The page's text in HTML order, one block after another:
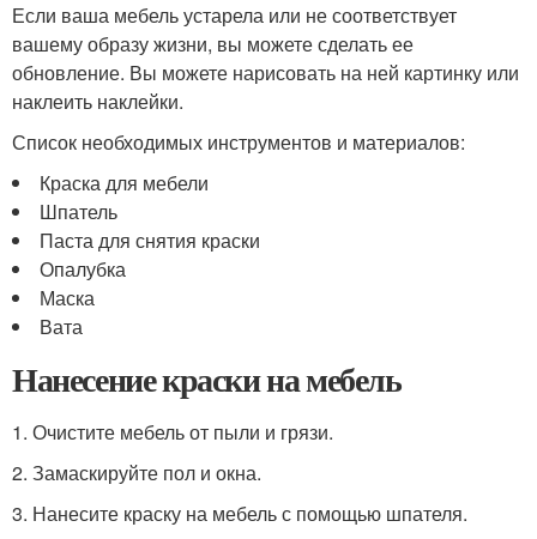
Если ваша мебель устарела или не соответствует
вашему образу жизни, вы можете сделать ее
обновление. Вы можете нарисовать на ней картинку или
наклеить наклейки.
Список необходимых инструментов и материалов:
Краска для мебели
Шпатель
Паста для снятия краски
Опалубка
Маска
Вата
Нанесение краски на мебель
1. Очистите мебель от пыли и грязи.
2. Замаскируйте пол и окна.
3. Нанесите краску на мебель с помощью шпателя.